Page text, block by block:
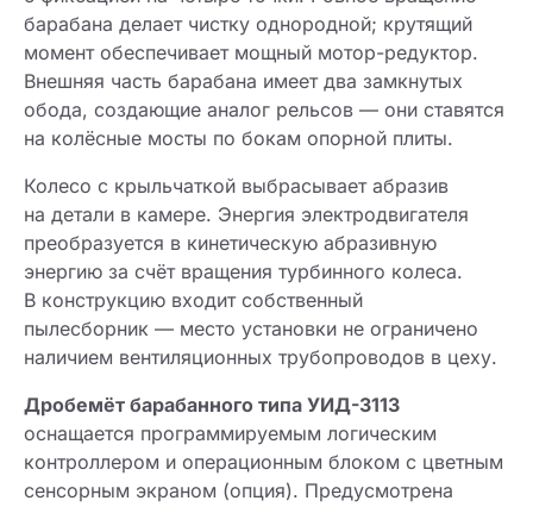
барабана делает чистку однородной; крутящий
момент обеспечивает мощный мотор-редуктор.
Внешняя часть барабана имеет два замкнутых
обода, создающие аналог рельсов — они ставятся
на колёсные мосты по бокам опорной плиты.
Колесо с крыльчаткой выбрасывает абразив
на детали в камере. Энергия электродвигателя
преобразуется в кинетическую абразивную
энергию за счёт вращения турбинного колеса.
В конструкцию входит собственный
пылесборник — место установки не ограничено
наличием вентиляционных трубопроводов в цеху.
Дробемёт барабанного типа УИД-3113
оснащается программируемым логическим
контроллером и операционным блоком с цветным
сенсорным экраном (опция). Предусмотрена